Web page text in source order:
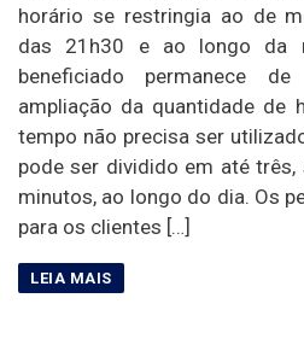
horário se restringia ao de
das 21h30 e ao longo da
beneficiado permanece
ampliação da quantidade de
tempo não precisa ser
pode ser dividido em até
minutos, ao longo do dia. Os
para os clientes […]